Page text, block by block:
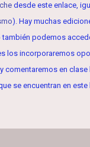
desde este enlace,
). Hay muchas
también podemos
los incorporaremos
comentaremos en
se encuentran en este